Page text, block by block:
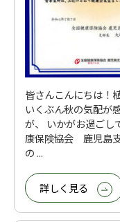
皆さんこんにちは！
いくぶん秋の気配が
が、 いかがお過ごし
康保険協会 鹿児島
の ...
詳しく見る